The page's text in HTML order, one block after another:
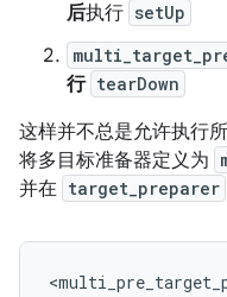
后执行 setUp
行 tearDown
这样并不总是允许执行
将多目标准备器定义为
并在 target_preparer